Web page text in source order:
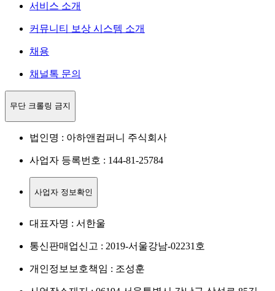
서비스 소개
커뮤니티 보상 시스템 소개
채용
채널톡 문의
무단 크롤링 금지
법인명 : 아하앤컴퍼니 주식회사
사업자 등록번호 : 144-81-25784
사업자 정보확인
대표자명 : 서한울
통신판매업신고 : 2019-서울강남-02231호
개인정보보호책임 : 조성훈